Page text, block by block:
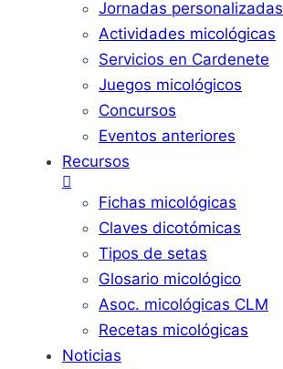
Jornadas personalizadas
Actividades micológicas
Servicios en Cardenete
Juegos micológicos
Concursos
Eventos anteriores
Recursos
Fichas micológicas
Claves dicotómicas
Tipos de setas
Glosario micológico
Asoc. micológicas CLM
Recetas micológicas
Noticias